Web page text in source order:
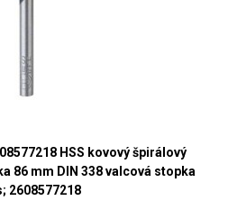
HSS kovový špirálový
86 mm DIN 338 valcová stopka
2608577218